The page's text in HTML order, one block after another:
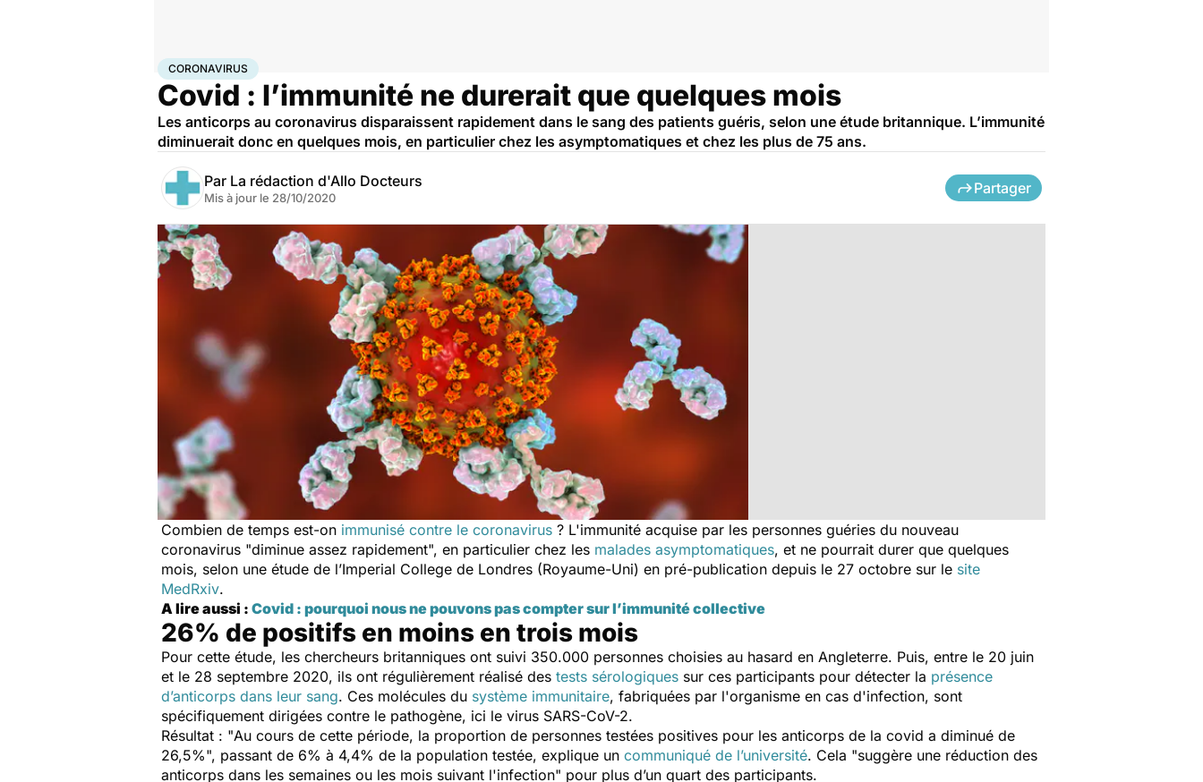
AccueilSantéMaladies
CORONAVIRUS
Covid : l’immunité ne durerait que quelques mois
Les anticorps au coronavirus disparaissent rapidement dans le sang des patients guéris, selon une étude britannique. L’immunité
diminuerait donc en quelques mois, en particulier chez les asymptomatiques et chez les plus de 75 ans.
Par La rédaction d'Allo Docteurs
Mis à jour le 28/10/2020
Partager
Combien de temps est-on immunisé contre le coronavirus ? L'immunité acquise par les personnes guéries du nouveau
coronavirus "diminue assez rapidement", en particulier chez les malades asymptomatiques, et ne pourrait durer que quelques
mois, selon une étude de l’Imperial College de Londres (Royaume-Uni) en pré-publication depuis le 27 octobre sur le site
MedRxiv.
A lire aussi : Covid : pourquoi nous ne pouvons pas compter sur l’immunité collective
26% de positifs en moins en trois mois
Pour cette étude, les chercheurs britanniques ont suivi 350.000 personnes choisies au hasard en Angleterre. Puis, entre le 20 juin
et le 28 septembre 2020, ils ont régulièrement réalisé des tests sérologiques sur ces participants pour détecter la présence
d’anticorps dans leur sang. Ces molécules du système immunitaire, fabriquées par l'organisme en cas d'infection, sont
spécifiquement dirigées contre le pathogène, ici le virus SARS-CoV-2.
Résultat : "Au cours de cette période, la proportion de personnes testées positives pour les anticorps de la covid a diminué de
26,5%", passant de 6% à 4,4% de la population testée, explique un communiqué de l’université. Cela "suggère une réduction des
anticorps dans les semaines ou les mois suivant l'infection" pour plus d’un quart des participants.